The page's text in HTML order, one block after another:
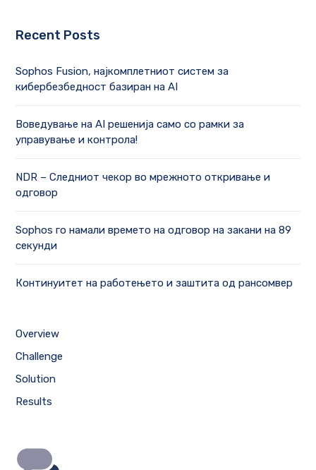
Recent Posts
Sophos Fusion, најкомплетниот систем за
кибербезбедност базиран на AI
Воведување на AI решенија само со рамки за
управување и контрола!
NDR – Следниот чекор во мрежното откривање и
одговор
Sophos го намали времето на одговор на закани на 89
секунди
Континуитет на работењето и заштита од рансомвер
Overview
Challenge
Solution
Results